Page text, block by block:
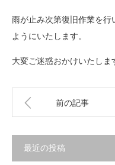
雨が止み次第復旧作業を
ようにいたします。
大変ご迷惑おかけいたし
前の記事
最近の投稿